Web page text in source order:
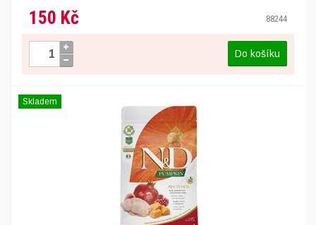
150 Kč 88244
Do košíku
Skladem